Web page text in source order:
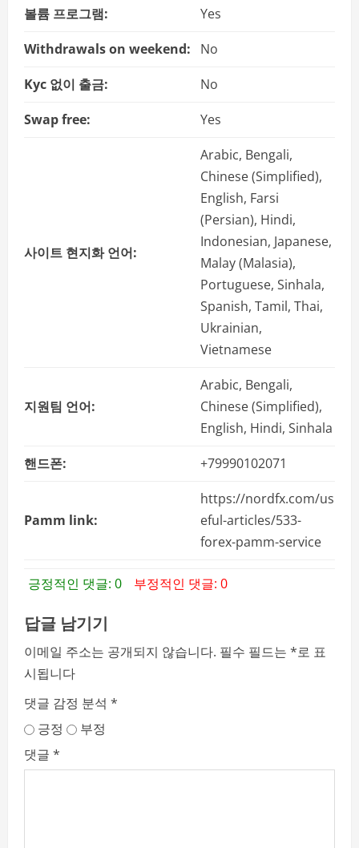
볼륨 프로그램:
Yes
Withdrawals on weekend:
No
Kyc 없이 출금:
No
Swap free:
Yes
사이트 현지화 언어:
Arabic, Bengali,
Chinese (Simplified),
English, Farsi
(Persian), Hindi,
Indonesian, Japanese,
Malay (Malasia),
Portuguese, Sinhala,
Spanish, Tamil, Thai,
Ukrainian,
Vietnamese
지원팀 언어:
Arabic, Bengali,
Chinese (Simplified),
English, Hindi, Sinhala
핸드폰:
+79990102071
Pamm link:
https://nordfx.com/us
eful-articles/533-
forex-pamm-service
긍정적인 댓글: 0 부정적인 댓글: 0
답글 남기기
이메일 주소는 공개되지 않습니다. 필수 필드는 *로 표
시됩니다
댓글 감정 분석 *
긍정
부정
댓글 *